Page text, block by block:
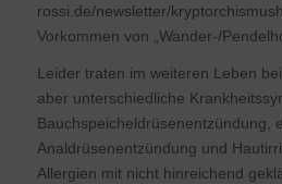
rossi.de/newsletter/
Vorkommen von „Wander-/
Leider traten im weiteren Leben
aber unterschiedliche
Bauchspeicheldrüsenentzündung,
Analdrüsenentzündung und
Allergien mit nicht hinreichend